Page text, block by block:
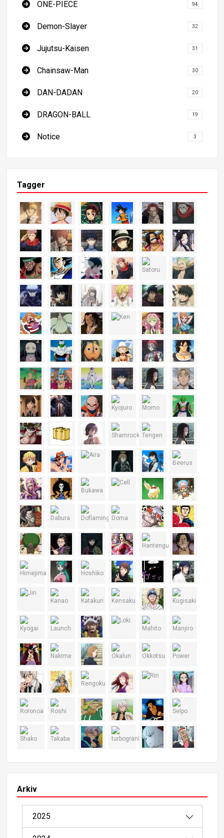
ONE-PIECE 94
Demon-Slayer 32
Jujutsu-Kaisen 31
Chainsaw-Man 30
DAN-DADAN 20
DRAGON-BALL 19
Notice 3
Tagger
Arkiv
2025